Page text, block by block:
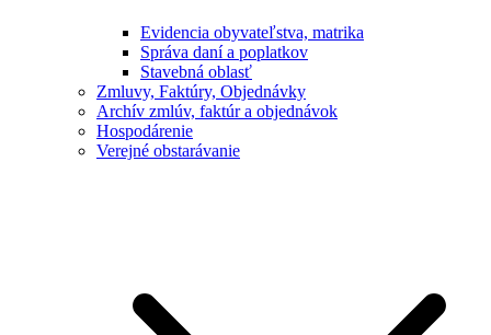
Evidencia obyvateľstva, matrika
Správa daní a poplatkov
Stavebná oblasť
Zmluvy, Faktúry, Objednávky
Archív zmlúv, faktúr a objednávok
Hospodárenie
Verejné obstarávanie